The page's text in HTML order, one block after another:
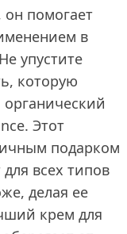
помогает
в
упустите
которую
Этот
подарком
всех типов
делая ее
крем для